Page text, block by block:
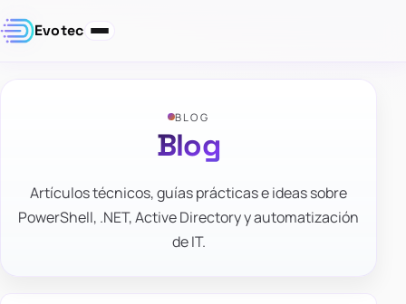
Evotec
BLOG
Blog
Artículos técnicos, guías prácticas e ideas sobre
PowerShell, .NET, Active Directory y automatización
de IT.